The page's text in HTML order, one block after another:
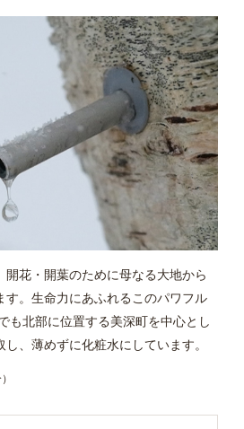
開花・開葉のために母なる大地から
す。生命力にあふれるこのパワフル
も北部に位置する美深町を中心とし
、薄めずに化粧水にしています。